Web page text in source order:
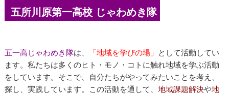
五所川原第一高校 じゃわめき隊
五一高じゃわめき隊は、 「地域を学びの場」 として活動してい
ます。私たちは多くのヒト・モノ・コトに触れ地域を学ぶ活動
をしています。そこで、自分たちがやってみたいことを考え、
探し、実践しています。この活動を通して、 地域課題解決や地